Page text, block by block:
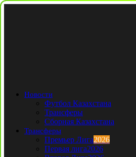
Новости
Футбол Казахстана
Трансферы
Сборная Казахстана
Трансферы
Премьер Лига2026
Первая лига2026